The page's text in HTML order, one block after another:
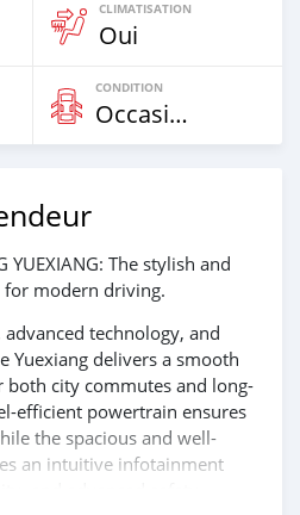
CLIMATISATION
Oui
CONDITION
Occasion
YUEXIANG: The stylish and
for modern driving.
technology, and
Yuexiang delivers a smooth
city commutes and long-
efficient powertrain ensures
the spacious and well-
an intuitive infotainment
and advanced safety